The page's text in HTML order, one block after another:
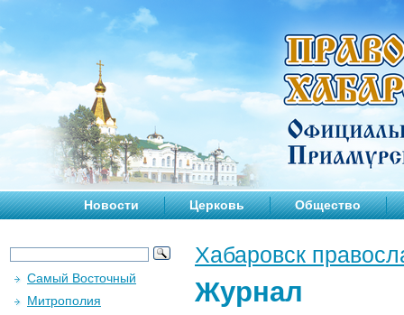
Новости Церковь Общество
Хабаровск
Журнал
Самый Восточный
Митрополия